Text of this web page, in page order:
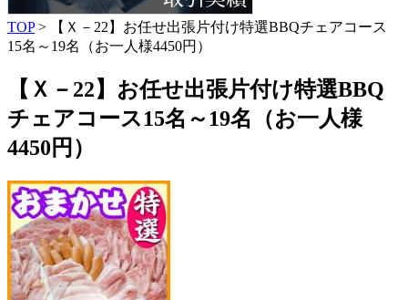
TOP> 【Ｘ－22】お任せ出張片付け特選BBQチェアコース
15名～19名（お一人様4450円）
【Ｘ－22】お任せ出張片付け特選BBQ
チェアコース15名～19名（お一人様
4450円）